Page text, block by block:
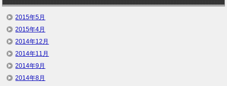
2015年5月
2015年4月
2014年12月
2014年11月
2014年9月
2014年8月